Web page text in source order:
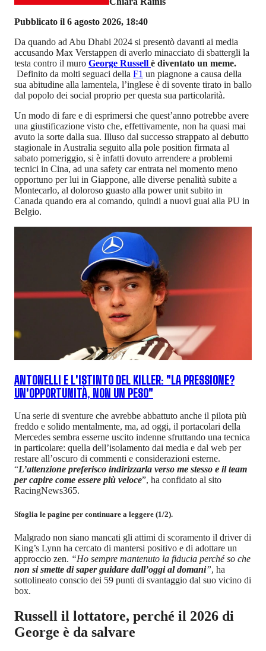
Pubblicato il 6 agosto 2026, 18:40
Da quando ad Abu Dhabi 2024 si presentò davanti ai media
accusando Max Verstappen di averlo minacciato di sbattergli la
testa contro il muro George Russell è diventato un meme.
Definito da molti seguaci della F1 un piagnone a causa della
sua abitudine alla lamentela, l’inglese è di sovente tirato in ballo
dal popolo dei social proprio per questa sua particolarità.
Un modo di fare e di esprimersi che quest’anno potrebbe avere
una giustificazione visto che, effettivamente, non ha quasi mai
avuto la sorte dalla sua. Illuso dal successo strappato al debutto
stagionale in Australia seguito alla pole position firmata al
sabato pomeriggio, si è infatti dovuto arrendere a problemi
tecnici in Cina, ad una safety car entrata nel momento meno
opportuno per lui in Giappone, alle diverse penalità subite a
Montecarlo, al doloroso guasto alla power unit subito in
Canada quando era al comando, quindi a nuovi guai alla PU in
Belgio.
ANTONELLI E L'ISTINTO DEL KILLER: "LA PRESSIONE?
UN'OPPORTUNITÀ, NON UN PESO"
Una serie di sventure che avrebbe abbattuto anche il pilota più
freddo e solido mentalmente, ma, ad oggi, il portacolari della
Mercedes sembra esserne uscito indenne sfruttando una tecnica
in particolare: quella dell’isolamento dai media e dal web per
restare all’oscuro di commenti e considerazioni esterne.
“L’attenzione preferisco indirizzarla verso me stesso e il team
per capire come essere più veloce”, ha confidato al sito
RacingNews365.
Sfoglia le pagine per continuare a leggere (1/2).
Malgrado non siano mancati gli attimi di scoramento il driver di
King’s Lynn ha cercato di mantersi positivo e di adottare un
approccio zen. “Ho sempre mantenuto la fiducia perché so che
non si smette di saper guidare dall’oggi al domani”, ha
sottolineato conscio dei 59 punti di svantaggio dal suo vicino di
box.
Russell il lottatore, perché il 2026 di
George è da salvare